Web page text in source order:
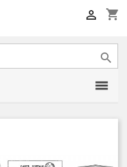
shopping_cart

